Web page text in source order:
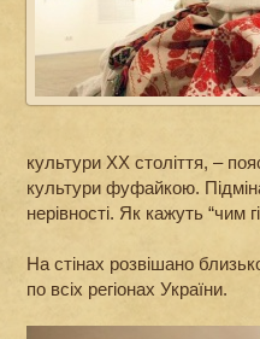
культури ХХ століття, –
культури фуфайкою.
нерівності. Як кажуть “чим
На стінах розвішано
по всіх регіонах України.